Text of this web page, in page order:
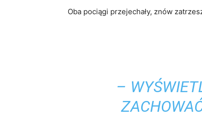
Oba pociągi przejechały, znów
–